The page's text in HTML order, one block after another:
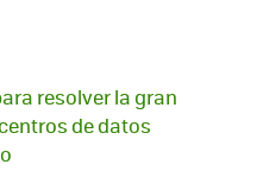
resolver la gran
de datos